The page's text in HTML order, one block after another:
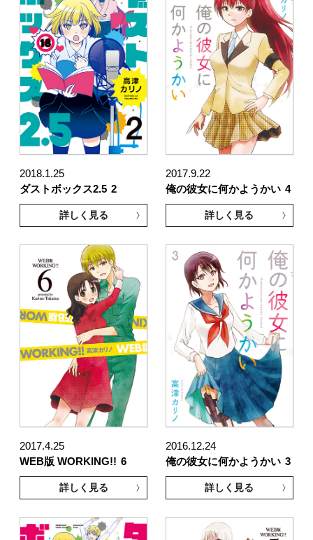
2018.1.25
ダストボックス2.5 2
詳しく見る
2017.9.22
俺の彼女に何かようかい 4
詳しく見る
2017.4.25
WEB版 WORKING!! 6
詳しく見る
2016.12.24
俺の彼女に何かようかい 3
詳しく見る